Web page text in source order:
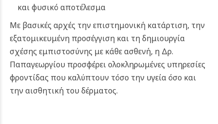
και φυσικό αποτέλεσμα
Με βασικές αρχές την επιστημονική κατάρτιση, την
εξατομικευμένη προσέγγιση και τη δημιουργία
σχέσης εμπιστοσύνης με κάθε ασθενή, η Δρ.
Παπαγεωργίου προσφέρει ολοκληρωμένες υπηρεσίες
φροντίδας που καλύπτουν τόσο την υγεία όσο και
την αισθητική του δέρματος.